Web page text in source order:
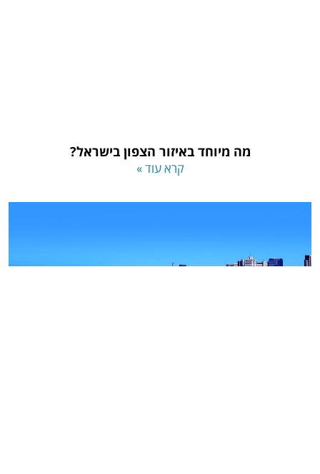
מה מיוחד באיזור הצפון בישראל?
קרא עוד »